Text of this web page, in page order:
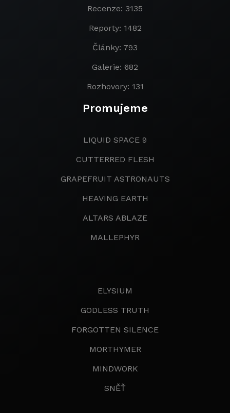
Recenze: 3135
Reporty: 1482
Články: 793
Galerie: 682
Rozhovory: 131
Promujeme
LIQUID SPACE 9
CUTTERRED FLESH
GRAPEFRUIT ASTRONAUTS
HEAVING EARTH
ALTARS ABLAZE
MALLEPHYR
ELYSIUM
GODLESS TRUTH
FORGOTTEN SILENCE
MORTHYMER
MINDWORK
SNĚŤ